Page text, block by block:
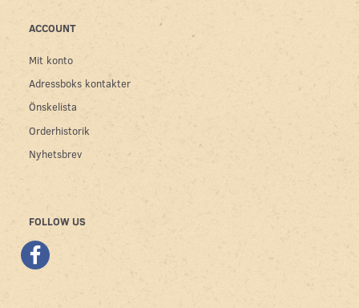
ACCOUNT
Mit konto
Adressboks kontakter
Önskelista
Orderhistorik
Nyhetsbrev
FOLLOW US